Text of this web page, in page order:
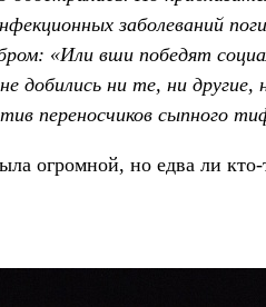
заболеваний
«Или вши победят
добились ни те, ни
переносчиков сыпного
огромной, но едва ли